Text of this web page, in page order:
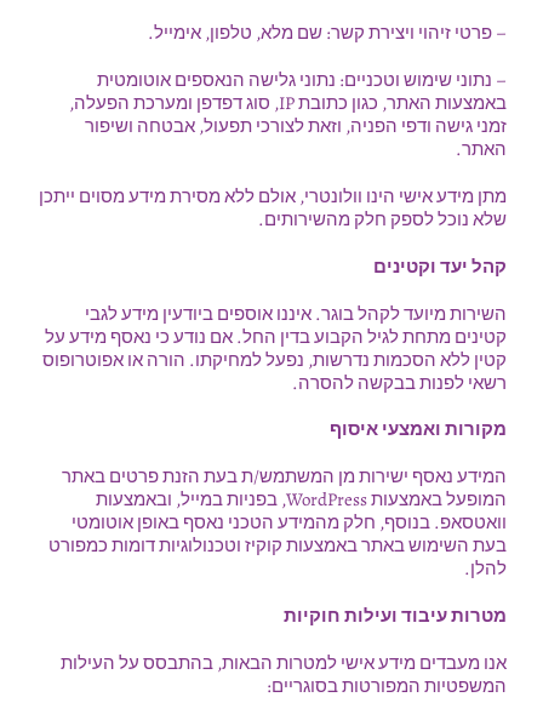
– פרטי זיהוי ויצירת קשר: שם מלא, טלפון, אימייל.
– נתוני שימוש וטכניים: נתוני גלישה הנאספים אוטומטית
באמצעות האתר, כגון כתובת IP, סוג דפדפן ומערכת הפעלה,
זמני גישה ודפי הפניה, וזאת לצורכי תפעול, אבטחה ושיפור
האתר.
מתן מידע אישי הינו וולונטרי, אולם ללא מסירת מידע מסוים ייתכן
שלא נוכל לספק חלק מהשירותים.
קהל יעד וקטינים
השירות מיועד לקהל בוגר. איננו אוספים ביודעין מידע לגבי
קטינים מתחת לגיל הקבוע בדין החל. אם נודע כי נאסף מידע על
קטין ללא הסכמות נדרשות, נפעל למחיקתו. הורה או אפוטרופוס
רשאי לפנות בבקשה להסרה.
מקורות ואמצעי איסוף
המידע נאסף ישירות מן המשתמש/ת בעת הזנת פרטים באתר
המופעל באמצעות WordPress, בפניות במייל, ובאמצעות
וואטסאפ. בנוסף, חלק מהמידע הטכני נאסף באופן אוטומטי
בעת השימוש באתר באמצעות קוקיז וטכנולוגיות דומות כמפורט
להלן.
מטרות עיבוד ועילות חוקיות
אנו מעבדים מידע אישי למטרות הבאות, בהתבסס על העילות
המשפטיות המפורטות בסוגריים: